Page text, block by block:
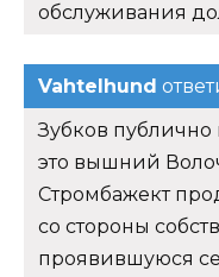
обслуживания
Vahtelhund
Зубков публично
это вышний
Стромбажект
со стороны
проявившуюся